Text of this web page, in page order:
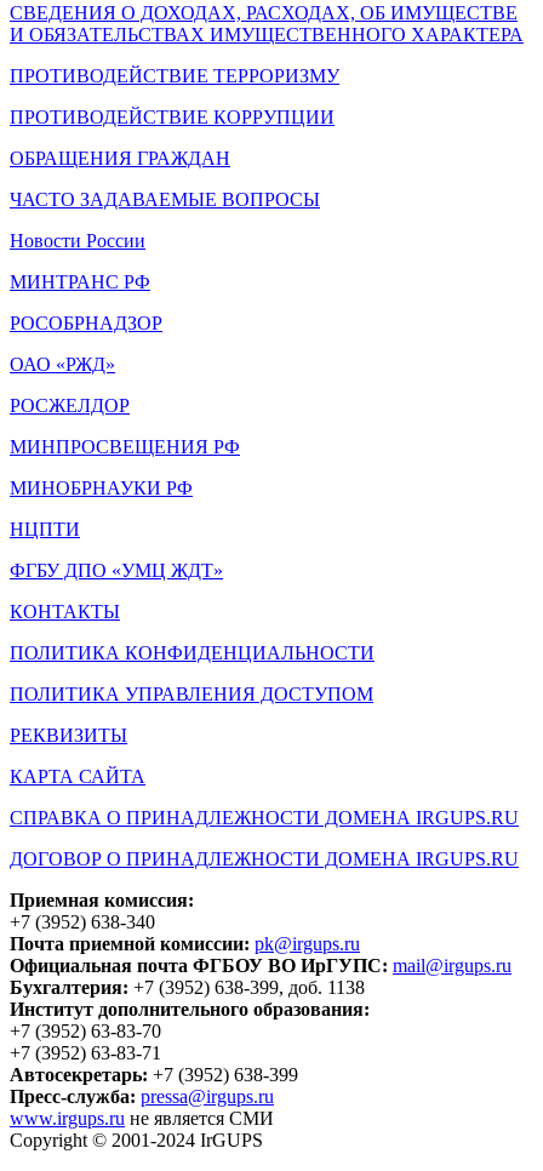
СВЕДЕНИЯ О ДОХОДАХ, РАСХОДАХ, ОБ ИМУЩЕСТВЕ
И ОБЯЗАТЕЛЬСТВАХ ИМУЩЕСТВЕННОГО ХАРАКТЕРА
ПРОТИВОДЕЙСТВИЕ ТЕРРОРИЗМУ
ПРОТИВОДЕЙСТВИЕ КОРРУПЦИИ
ОБРАЩЕНИЯ ГРАЖДАН
ЧАСТО ЗАДАВАЕМЫЕ ВОПРОСЫ
Новости России
МИНТРАНС РФ
РОСОБРНАДЗОР
ОАО «РЖД»
РОСЖЕЛДОР
МИНПРОСВЕЩЕНИЯ РФ
МИНОБРНАУКИ РФ
НЦПТИ
ФГБУ ДПО «УМЦ ЖДТ»
КОНТАКТЫ
ПОЛИТИКА КОНФИДЕНЦИАЛЬНОСТИ
ПОЛИТИКА УПРАВЛЕНИЯ ДОСТУПОМ
РЕКВИЗИТЫ
КАРТА САЙТА
СПРАВКА О ПРИНАДЛЕЖНОСТИ ДОМЕНА IRGUPS.RU
ДОГОВОР О ПРИНАДЛЕЖНОСТИ ДОМЕНА IRGUPS.RU
Приемная комиссия:
+7 (3952) 638-340
Почта приемной комиссии: pk@irgups.ru
Официальная почта ФГБОУ ВО ИрГУПС: mail@irgups.ru
Бухгалтерия: +7 (3952) 638-399, доб. 1138
Институт дополнительного образования:
+7 (3952) 63-83-70
+7 (3952) 63-83-71
Автосекретарь: +7 (3952) 638-399
Пресс-служба: pressa@irgups.ru
www.irgups.ru не является СМИ
Copyright © 2001-2024 IrGUPS